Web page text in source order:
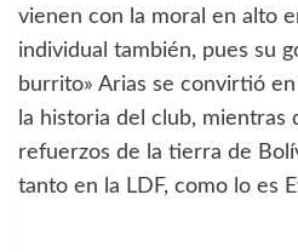
vienen con la moral en alto
individual también, pues su
burrito» Arias se convirtió
la historia del club, mientras
refuerzos de la tierra de
tanto en la LDF, como lo es